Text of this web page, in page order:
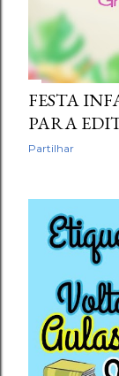
FESTA
PARA
Partilhar